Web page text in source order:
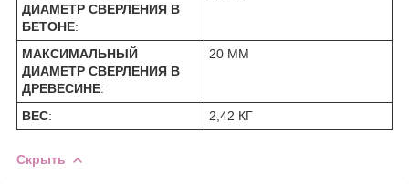
ДИАМЕТР СВЕРЛЕНИЯ В
БЕТОНЕ:
МАКСИМАЛЬНЫЙ
ДИАМЕТР СВЕРЛЕНИЯ В
ДРЕВЕСИНЕ:
20 ММ
ВЕС: 2,42 КГ
Скрыть